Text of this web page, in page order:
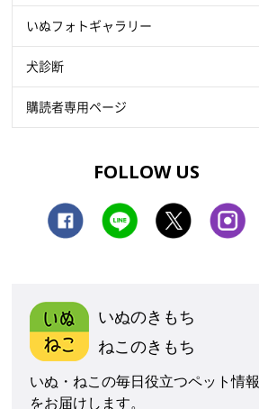
いぬフォトギャラリー
犬診断
購読者専用ページ
FOLLOW US
いぬのきもち
ねこのきもち
いぬ・ねこの毎日役立つペット情報
をお届けします。